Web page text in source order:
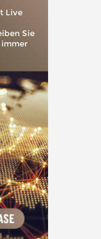
Live
Sie